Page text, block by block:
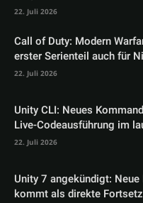
22. Juli 2026
Call of Duty: Modern
erster Serienteil auch für
22. Juli 2026
Unity CLI: Neues
Live-Codeausführung im
22. Juli 2026
Unity 7 angekündigt:
kommt als direkte